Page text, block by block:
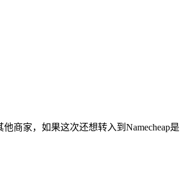
商家，如果这次还想转入到Namecheap是